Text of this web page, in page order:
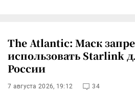
The Atlantic: Маск
использовать Starlink
России
7 августа 2026, 19:12 34